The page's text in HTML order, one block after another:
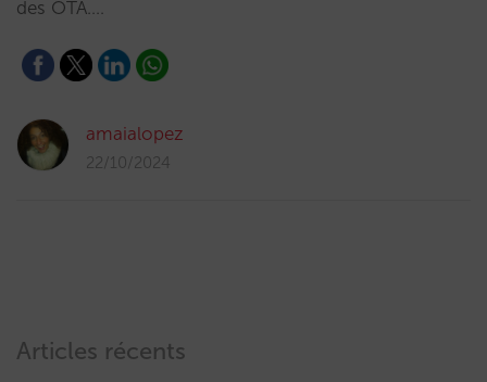
des OTA.…
amaialopez
22/10/2024
Articles récents